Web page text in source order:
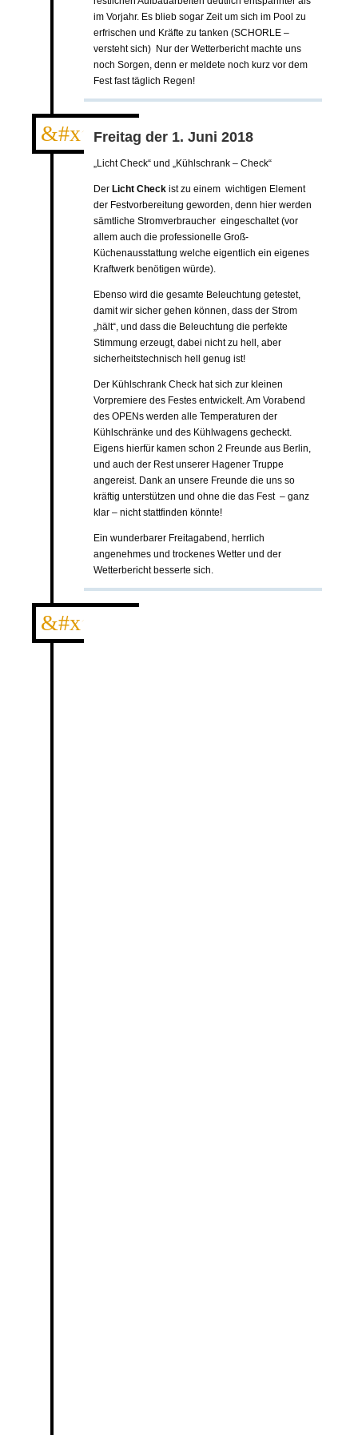
im Vorjahr. Es blieb sogar Zeit um sich im Pool zu
erfrischen und Kräfte zu tanken (SCHORLE –
versteht sich) Nur der Wetterbericht machte uns
noch Sorgen, denn er meldete noch kurz vor dem
Fest fast täglich Regen!
&#xe007;Freitag der 1. Juni 2018
„Licht Check“ und „Kühlschrank – Check“
Der Licht Checkist zu einem wichtigen Element
der Festvorbereitung geworden, denn hier werden
sämtliche Stromverbraucher eingeschaltet (vor
allem auch die professionelle Groß-
Küchenausstattung welche eigentlich ein eigenes
Kraftwerk benötigen würde).
Ebenso wird die gesamte Beleuchtung getestet,
damit wir sicher gehen können, dass der Strom
„hält“, und dass die Beleuchtung die perfekte
Stimmung erzeugt, dabei nicht zu hell, aber
sicherheitstechnisch hell genug ist!
Der Kühlschrank Check hat sich zur kleinen
Vorpremiere des Festes entwickelt. Am Vorabend
des OPENs werden alle Temperaturen der
Kühlschränke und des Kühlwagens gecheckt.
Eigens hierfür kamen schon 2 Freunde aus Berlin,
und auch der Rest unserer Hagener Truppe
angereist. Dank an unsere Freunde die uns so
kräftig unterstützen und ohne die das Fest – ganz
klar – nicht stattfinden könnte!
Ein wunderbarer Freitagabend, herrlich
angenehmes und trockenes Wetter und der
Wetterbericht besserte sich.
&#xe005;